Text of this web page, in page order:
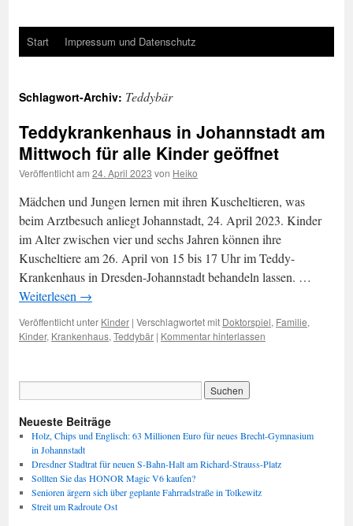
Start Impressum und Datenschutz
Schlagwort-Archiv: Teddybär
Teddykrankenhaus in Johannstadt am
Mittwoch für alle Kinder geöffnet
Veröffentlicht am 24. April 2023 von Heiko
Mädchen und Jungen lernen mit ihren Kuscheltieren, was
beim Arztbesuch anliegt Johannstadt, 24. April 2023. Kinder
im Alter zwischen vier und sechs Jahren können ihre
Kuscheltiere am 26. April von 15 bis 17 Uhr im Teddy-
Krankenhaus in Dresden-Johannstadt behandeln lassen. …
Weiterlesen →
Veröffentlicht unter Kinder | Verschlagwortet mit Doktorspiel, Familie,
Kinder, Krankenhaus, Teddybär | Kommentar hinterlassen
Neueste Beiträge
Holz, Chips und Englisch: 63 Millionen Euro für neues Brecht-Gymnasium
in Johannstadt
Dresdner Stadtrat für neuen S-Bahn-Halt am Richard-Strauss-Platz
Sollten Sie das HONOR Magic V6 kaufen?
Senioren ärgern sich über geplante Fahrradstraße in Tolkewitz
Streit um Radroute Ost